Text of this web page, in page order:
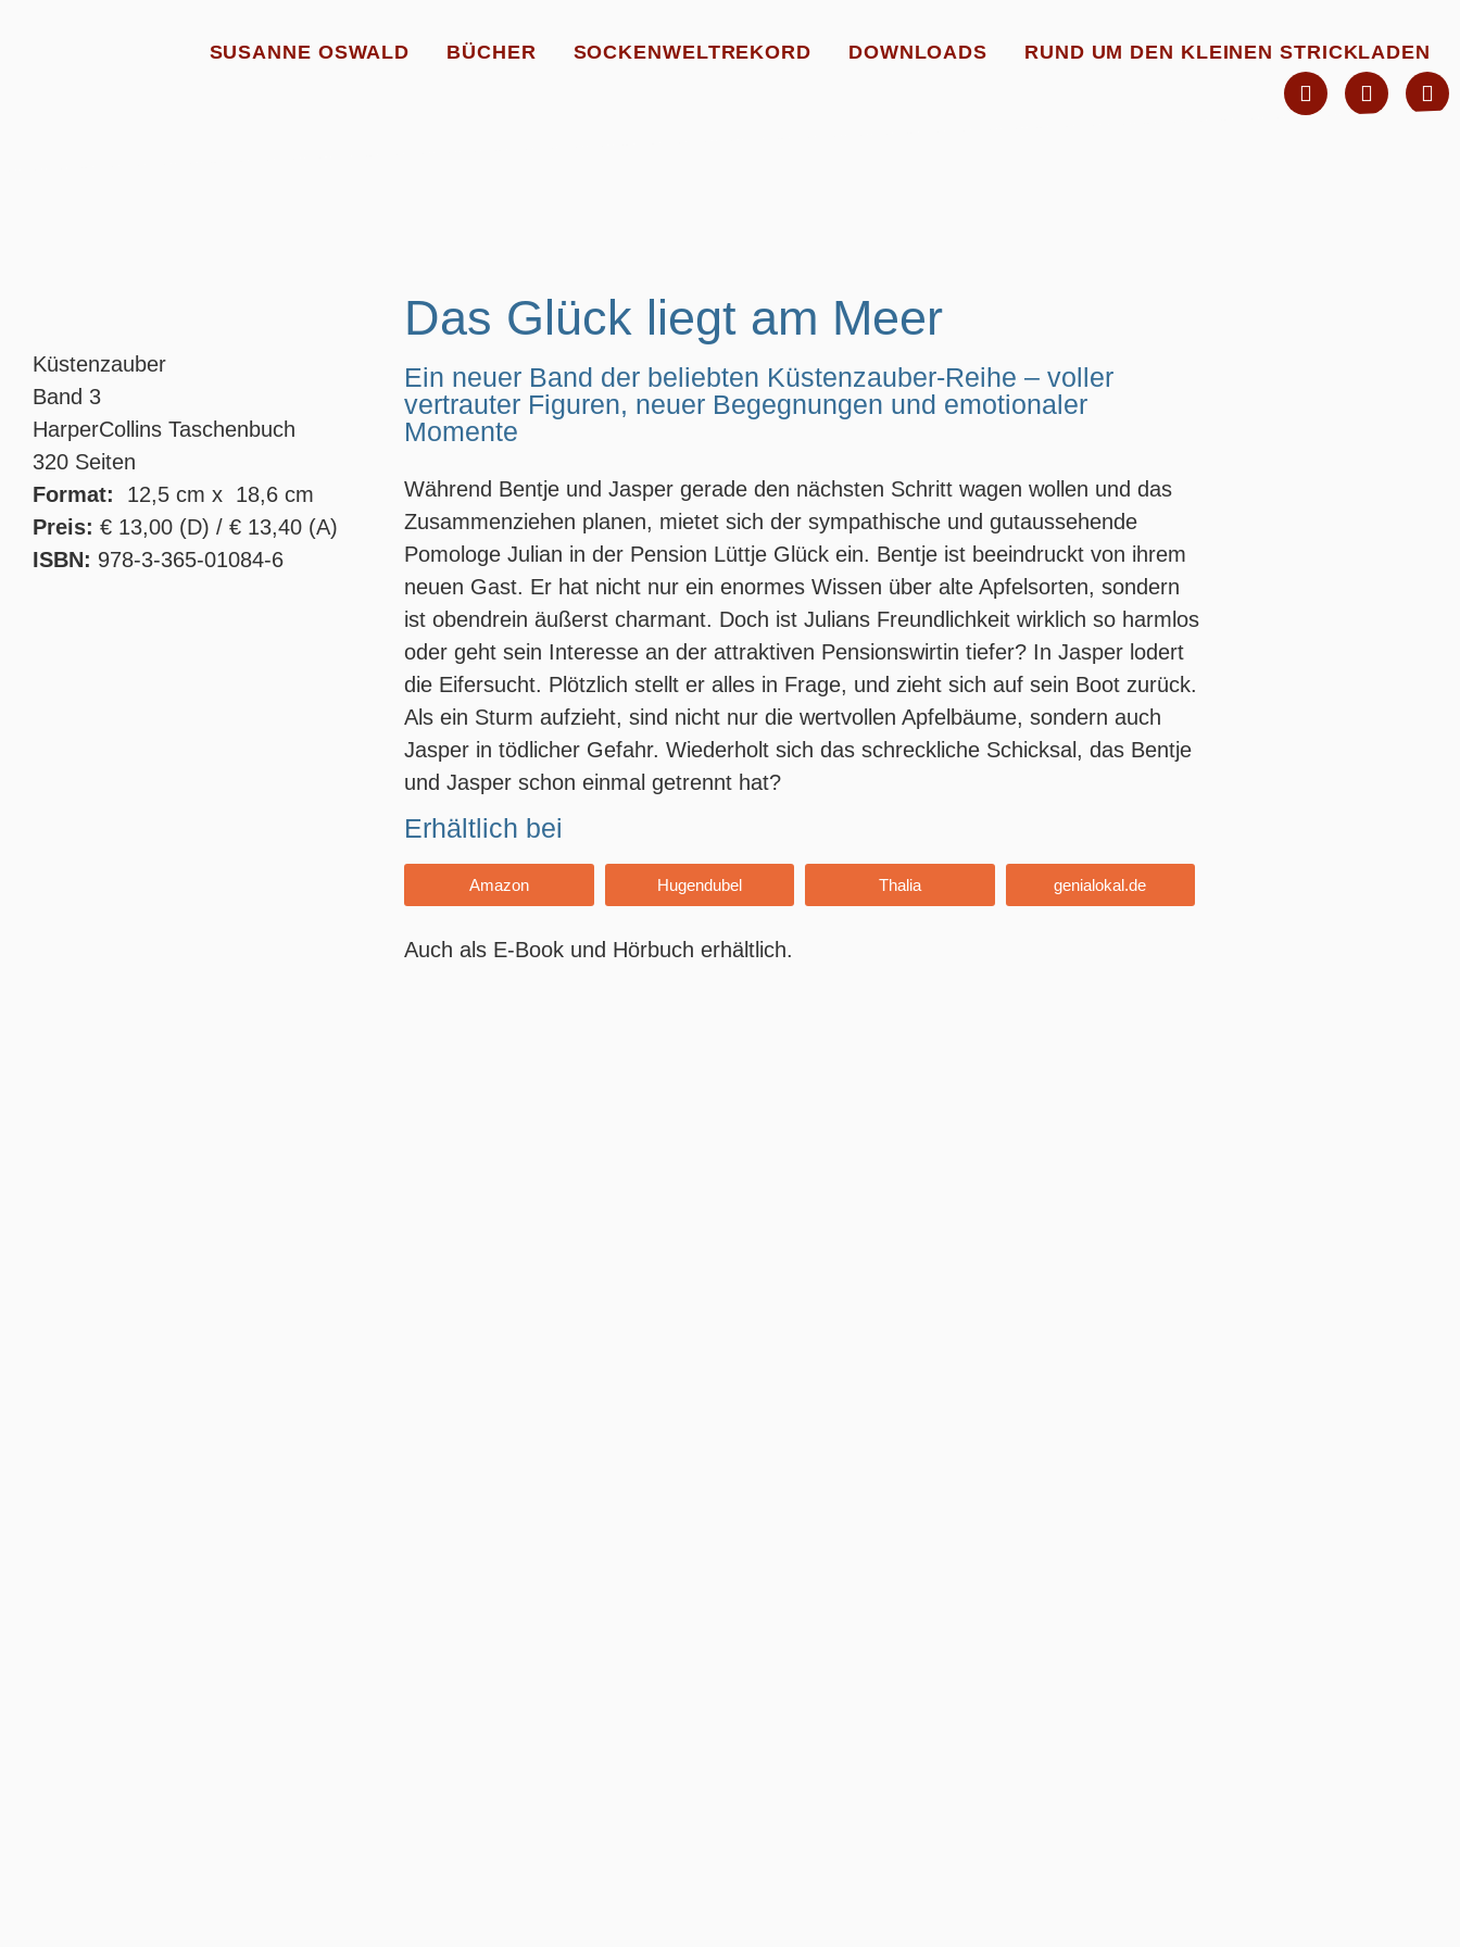
SUSANNE OSWALD BÜCHER SOCKENWELTREKORD DOWNLOADS RUND UM DEN KLEINEN STRICKLADEN
Küstenzauber
Band 3
HarperCollins Taschenbuch
320 Seiten
Format: 12,5 cm x 18,6 cm
Preis: € 13,00 (D) / € 13,40 (A)
ISBN: 978-3-365-01084-6
Das Glück liegt am Meer
Ein neuer Band der beliebten Küstenzauber-Reihe – voller
vertrauter Figuren, neuer Begegnungen und emotionaler
Momente
Während Bentje und Jasper gerade den nächsten Schritt wagen wollen und das
Zusammenziehen planen, mietet sich der sympathische und gutaussehende
Pomologe Julian in der Pension Lüttje Glück ein. Bentje ist beeindruckt von ihrem
neuen Gast. Er hat nicht nur ein enormes Wissen über alte Apfelsorten, sondern
ist obendrein äußerst charmant. Doch ist Julians Freundlichkeit wirklich so harmlos
oder geht sein Interesse an der attraktiven Pensionswirtin tiefer? In Jasper lodert
die Eifersucht. Plötzlich stellt er alles in Frage, und zieht sich auf sein Boot zurück.
Als ein Sturm aufzieht, sind nicht nur die wertvollen Apfelbäume, sondern auch
Jasper in tödlicher Gefahr. Wiederholt sich das schreckliche Schicksal, das Bentje
und Jasper schon einmal getrennt hat?
Erhältlich bei
Amazon Hugendubel Thalia genialokal.de
Auch als E-Book und Hörbuch erhältlich.